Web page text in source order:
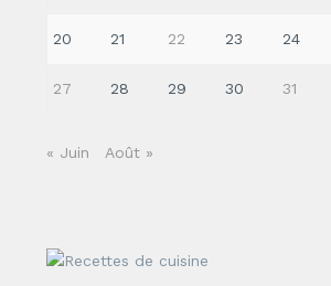
20 21 22 23 24
27 28 29 30 31
« Juin Août »